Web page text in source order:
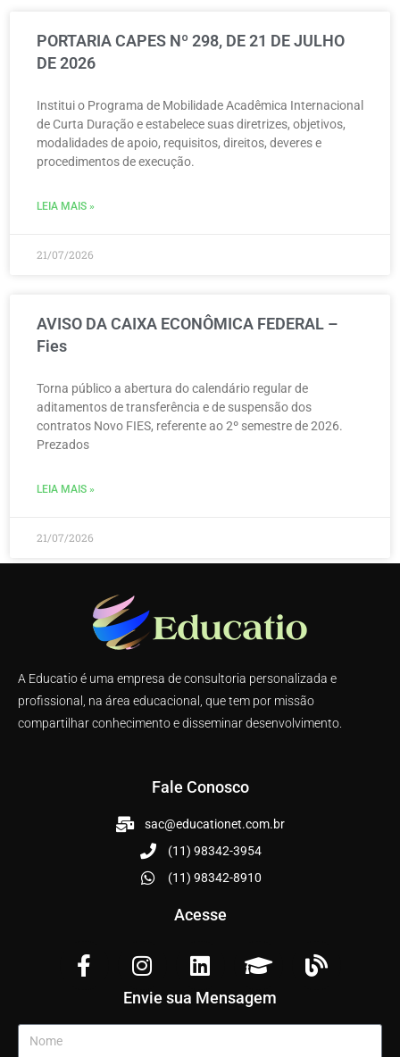
PORTARIA CAPES Nº 298, DE 21 DE JULHO
DE 2026
Institui o Programa de Mobilidade Acadêmica Internacional
de Curta Duração e estabelece suas diretrizes, objetivos,
modalidades de apoio, requisitos, direitos, deveres e
procedimentos de execução.
LEIA MAIS »
21/07/2026
AVISO DA CAIXA ECONÔMICA FEDERAL –
Fies
Torna público a abertura do calendário regular de
aditamentos de transferência e de suspensão dos
contratos Novo FIES, referente ao 2º semestre de 2026.
Prezados
LEIA MAIS »
21/07/2026
A Educatio é uma empresa de consultoria personalizada e
profissional, na área educacional, que tem por missão
compartilhar conhecimento e disseminar desenvolvimento.
Fale Conosco
sac@educationet.com.br
(11) 98342-3954
(11) 98342-8910
Acesse
Envie sua Mensagem